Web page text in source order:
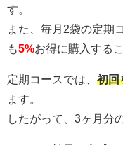
す。
また、毎月2袋の定期
も5%お得に購入する
定期コースでは、 初回
ます。
したがって、3ヶ月分